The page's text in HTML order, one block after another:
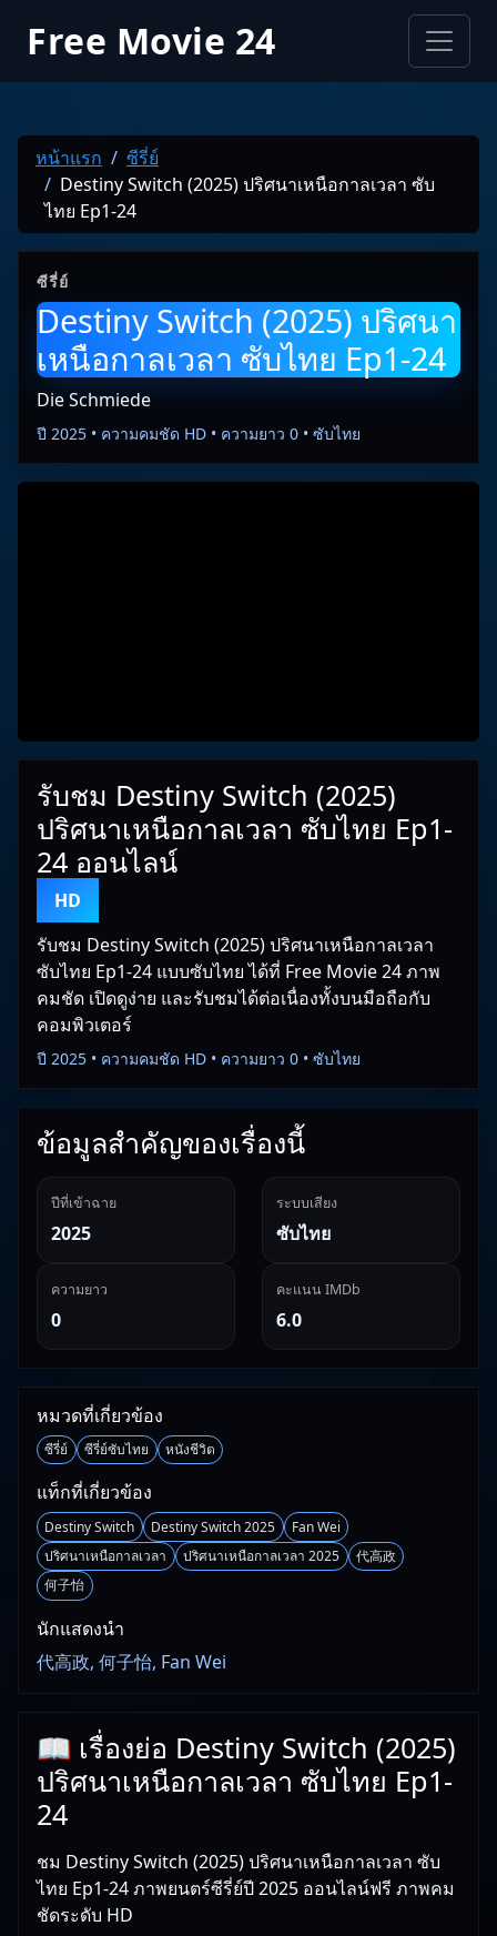
Free Movie 24
หน้าแรก
ซีรี่ย์
Destiny Switch (2025) ปริศนาเหนือกาลเวลา ซับ
ไทย Ep1-24
ซีรี่ย์
Destiny Switch (2025) ปริศนา
เหนือกาลเวลา ซับไทย Ep1-24
Die Schmiede
ปี 2025 • ความคมชัด HD • ความยาว 0 • ซับไทย
รับชม Destiny Switch (2025)
ปริศนาเหนือกาลเวลา ซับไทย Ep1-
24 ออนไลน์
HD
รับชม Destiny Switch (2025) ปริศนาเหนือกาลเวลา
ซับไทย Ep1-24 แบบซับไทย ได้ที่ Free Movie 24 ภาพ
คมชัด เปิดดูง่าย และรับชมได้ต่อเนื่องทั้งบนมือถือกับ
คอมพิวเตอร์
ปี 2025 • ความคมชัด HD • ความยาว 0 • ซับไทย
ข้อมูลสำคัญของเรื่องนี้
ปีที่เข้าฉาย
2025
ระบบเสียง
ซับไทย
ความยาว
0
คะแนน IMDb
6.0
หมวดที่เกี่ยวข้อง
ซีรี่ย์ ซีรี่ย์ซับไทย หนังชีวิต
แท็กที่เกี่ยวข้อง
Destiny Switch Destiny Switch 2025
Fan Wei
ปริศนาเหนือกาลเวลา
ปริศนาเหนือกาลเวลา 2025
代高政
何子怡
นักแสดงนำ
代高政, 何子怡, Fan Wei
📖 เรื่องย่อ Destiny Switch (2025)
ปริศนาเหนือกาลเวลา ซับไทย Ep1-
24
ชม Destiny Switch (2025) ปริศนาเหนือกาลเวลา ซับ
ไทย Ep1-24 ภาพยนตร์ซีรี่ย์ปี 2025 ออนไลน์ฟรี ภาพคม
ชัดระดับ HD